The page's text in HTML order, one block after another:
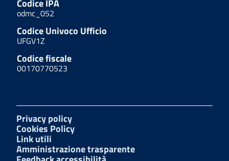
Codice IPA
odmc_052
Codice Univoco Ufficio
UFGV1Z
Codice fiscale
00170770523
Privacy policy
Cookies Policy
Link utili
Amministrazione trasparente